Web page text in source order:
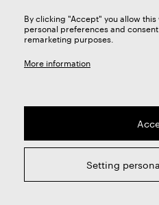
Technical support
2026 © ZPS-FN
webdesign
By clicking "Accept" you allow
personal preferences and
remarketing purposes.
More information
Setting